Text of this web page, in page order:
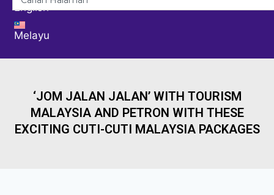
English
Melayu
‘JOM JALAN JALAN’ WITH TOURISM
MALAYSIA AND PETRON WITH THESE
EXCITING CUTI-CUTI MALAYSIA PACKAGES